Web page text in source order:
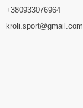
+380933076964
kroli.sport@gmail.com